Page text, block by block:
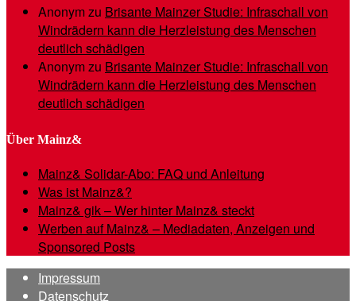
Anonymzu Brisante Mainzer Studie: Infraschall von
Windrädern kann die Herzleistung des Menschen
deutlich schädigen
Anonymzu Brisante Mainzer Studie: Infraschall von
Windrädern kann die Herzleistung des Menschen
deutlich schädigen
Über Mainz&
Mainz& Solidar-Abo: FAQ und Anleitung
Was ist Mainz&?
Mainz& gik – Wer hinter Mainz& steckt
Werben auf Mainz& – Mediadaten, Anzeigen und
Sponsored Posts
Impressum
Datenschutz